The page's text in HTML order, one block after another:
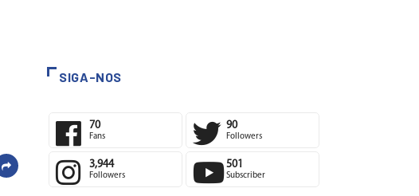
SIGA-NOS
70
Fans
90
Followers
3,944
Followers
501
Subscriber